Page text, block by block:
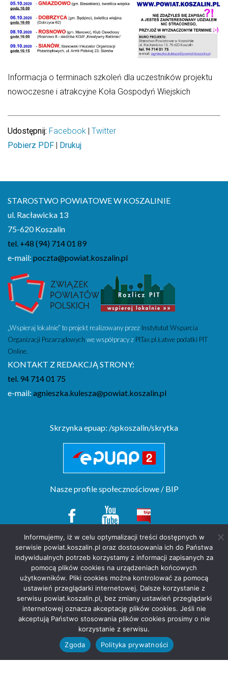
Informacja o terminach szkoleń dla uczestników projektu
nowoczesne i atrakcyjne Koła Gospodyń Wiejskich
Udostępnij: Facebook | Twitter
Pobierz PDF | Drukuj
31
NADCHODZĄCE WYDARZENIA
08.08.2026
Dożynki Gminne w Biesiekierzu
Dożynki Powiatowe w Niedalinie
12.09.2026
STAROSTWO POWIATOWE W KOSZALINIE
ul. Racławicka 13
75-620 Koszalin
tel. +48 (94) 714 01 89
e-mail: poczta@powiat.koszalin.pl
„Wspieraj lokalnie” to projekt realizowany przez Instytutut Wsparcia
Organizacji Pozarządowych we współpracy z PITax.pl.Łatwe podatki PIT
Online.
KONTAKT Z REDAKCJĄ STRONY:
tel. 94 714 01 75
e-mail: agnieszka.kulesza@powiat.koszalin.pl
Skrzynka epuap: /spkoszalin/skrytka
Nasze profile społecznościowe / BIP
Copyright(c) by Starostwo Powiatowe w Koszalinie. All rights reserved.
projekt stronyPOZitive.pl
Deklaracja dostępności
Polityka prywatności
Informujemy, iż w celu optymalizacji treści dostępnych w
serwisie powiat.koszalin.pl oraz dostosowania ich do Państwa
indywidualnych potrzeb korzystamy z informacji zapisanych za
pomocą plików cookies na urządzeniach końcowych
użytkowników. Pliki cookies można kontrolować za pomocą
ustawień przeglądarki internetowej. Dalsze korzystanie z
serwisu powiat.koszalin.pl, bez zmiany ustawień przeglądarki
internetowej oznacza akceptację plików cookies. Jeśli nie
akceptują Państwo stosowania plików cookies prosimy o nie
korzystanie z serwisu.
Zgoda
Polityka prywatności